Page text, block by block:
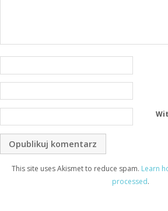
This site uses Akismet to reduce spam. Learn
processed.